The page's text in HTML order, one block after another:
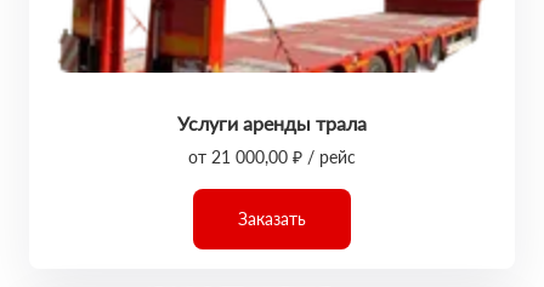
Услуги аренды трала
от 21 000,00 ₽ / рейс
Заказать